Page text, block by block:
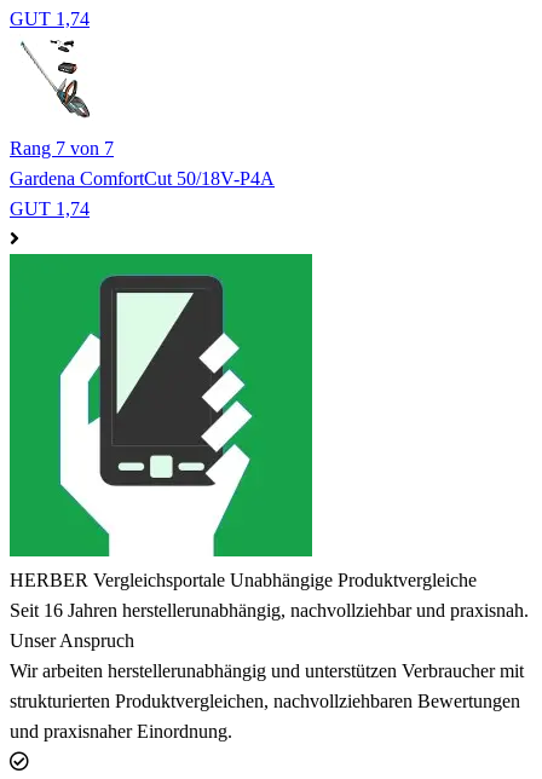
GUT 1,74
Rang 7 von 7
Gardena ComfortCut 50/18V-P4A
GUT 1,74
HERBER Vergleichsportale Unabhängige Produktvergleiche
Seit 16 Jahren herstellerunabhängig, nachvollziehbar und praxisnah.
Unser Anspruch
Wir arbeiten herstellerunabhängig und unterstützen Verbraucher mit
strukturierten Produktvergleichen, nachvollziehbaren Bewertungen
und praxisnaher Einordnung.